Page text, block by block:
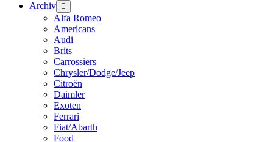
Archiv Menü
öffnen
Alfa Romeo
Americans
Audi
Brits
Carrossiers
Chrysler/Dodge/Jeep
Citroën
Daimler
Exoten
Ferrari
Fiat/Abarth
Food